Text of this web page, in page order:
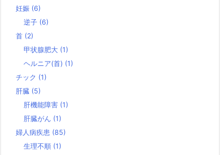
妊娠 (6)
逆子 (6)
首 (2)
甲状腺肥大 (1)
ヘルニア(首) (1)
チック (1)
肝臓 (5)
肝機能障害 (1)
肝臓がん (1)
婦人病疾患 (85)
生理不順 (1)